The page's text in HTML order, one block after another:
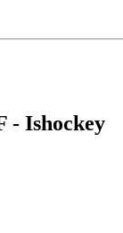
- Ishockey